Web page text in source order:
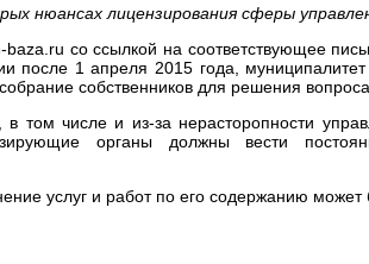
нюансах лицензирования сферы
со ссылкой на соответствующее
после 1 апреля 2015 года,
собственников для решения
том числе и из-за нерасторопности
органы должны вести
услуг и работ по его содержанию